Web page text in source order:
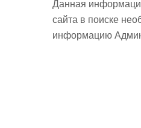
Данная
сайта в поиске
информацию